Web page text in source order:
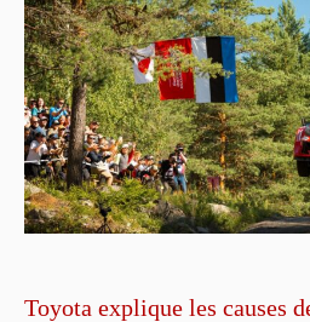
Toyota explique les causes